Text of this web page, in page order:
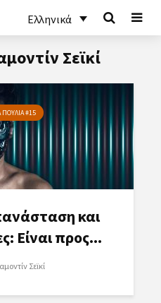
Ελληνικά
Σεϊκί
#15
και
Είναι προς...
Σεϊκί